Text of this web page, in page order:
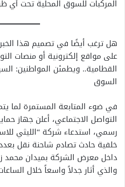
المركبات للسوق المحلية تحت أي
هل ترغب أيضًا في تصميم هذا
على مواقع إلكترونية أو منصات
القطامية.. ويطمئن المواطنين:
السوق
في ضوء المتابعة المستمرة لما
التواصل الاجتماعي، أعلن جهاز
رسمي، استدعاء شركة “الليثي
خلفية حادث تصادم شاحنة نقل
داخل معرض الشركة بميدان محمد
والذي أثار جدلاً واسعاً خلال